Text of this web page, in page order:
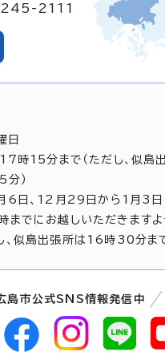
245-2111
日
時15分まで（ただし、似島
）
月6日、12月29日から1月3日
までにお越しいただきます
し、似島出張所は16時30分ま
島市公式SNS情報発信中